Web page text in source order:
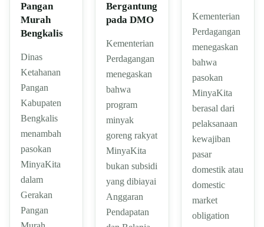
Pangan
Murah
Bengkalis
Dinas
Ketahanan
Pangan
Kabupaten
Bengkalis
menambah
pasokan
MinyaKita
dalam
Gerakan
Pangan
Bergantung
pada DMO
Kementerian
Perdagangan
menegaskan
bahwa
program
minyak
goreng rakyat
MinyaKita
bukan subsidi
yang dibiayai
Anggaran
Pendapatan
Kementerian
Perdagangan
menegaskan
bahwa
pasokan
MinyaKita
berasal dari
pelaksanaan
kewajiban
pasar
domestik atau
domestic
market
obligation